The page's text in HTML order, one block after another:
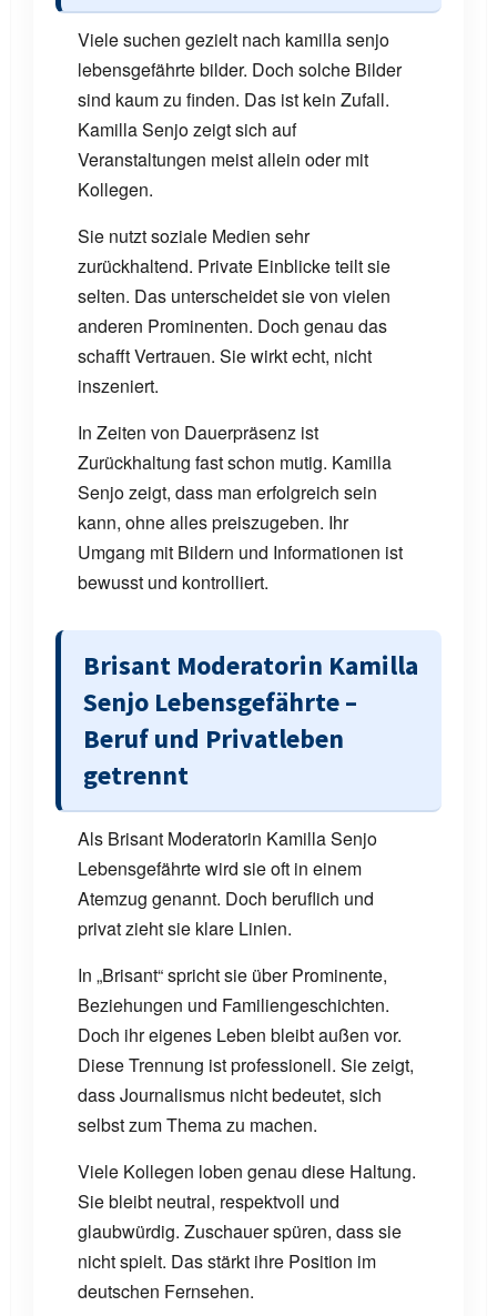
Viele suchen gezielt nach kamilla senjo
lebensgefährte bilder. Doch solche Bilder
sind kaum zu finden. Das ist kein Zufall.
Kamilla Senjo zeigt sich auf
Veranstaltungen meist allein oder mit
Kollegen.
Sie nutzt soziale Medien sehr
zurückhaltend. Private Einblicke teilt sie
selten. Das unterscheidet sie von vielen
anderen Prominenten. Doch genau das
schafft Vertrauen. Sie wirkt echt, nicht
inszeniert.
In Zeiten von Dauerpräsenz ist
Zurückhaltung fast schon mutig. Kamilla
Senjo zeigt, dass man erfolgreich sein
kann, ohne alles preiszugeben. Ihr
Umgang mit Bildern und Informationen ist
bewusst und kontrolliert.
Brisant Moderatorin Kamilla
Senjo Lebensgefährte –
Beruf und Privatleben
getrennt
Als Brisant Moderatorin Kamilla Senjo
Lebensgefährte wird sie oft in einem
Atemzug genannt. Doch beruflich und
privat zieht sie klare Linien.
In „Brisant“ spricht sie über Prominente,
Beziehungen und Familiengeschichten.
Doch ihr eigenes Leben bleibt außen vor.
Diese Trennung ist professionell. Sie zeigt,
dass Journalismus nicht bedeutet, sich
selbst zum Thema zu machen.
Viele Kollegen loben genau diese Haltung.
Sie bleibt neutral, respektvoll und
glaubwürdig. Zuschauer spüren, dass sie
nicht spielt. Das stärkt ihre Position im
deutschen Fernsehen.